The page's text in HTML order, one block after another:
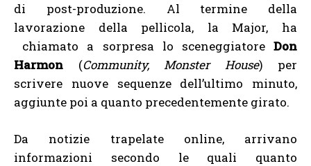
di post-produzione. Al termine della
lavorazione della pellicola, la Major, ha
chiamato a sorpresa lo sceneggiatore Don
Harmon (Community, Monster House) per
scrivere nuove sequenze dell’ultimo minuto,
aggiunte poi a quanto precedentemente girato.
Da notizie trapelate online, arrivano
informazioni secondo le quali quanto